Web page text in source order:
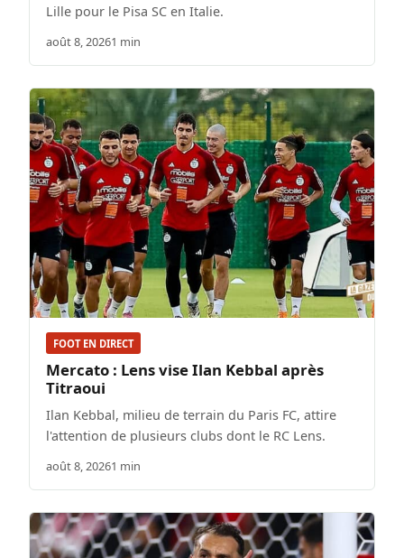
Lille pour le Pisa SC en Italie.
août 8, 20261 min
FOOT EN DIRECT
Mercato : Lens vise Ilan Kebbal après
Titraoui
Ilan Kebbal, milieu de terrain du Paris FC, attire
l'attention de plusieurs clubs dont le RC Lens.
août 8, 20261 min